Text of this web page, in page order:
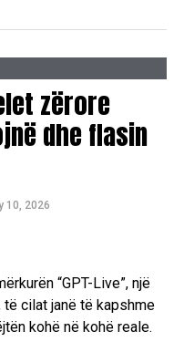
të iPhone Air
rënies masive të
zërore
dhe flasin
10, 2026
“GPT-Live”, një
cilat janë të kapshme
kohë në kohë reale.